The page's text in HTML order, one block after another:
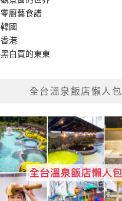
零廚藝食譜
韓國
香港
黑白買的東東
全台溫泉飯店懶人包